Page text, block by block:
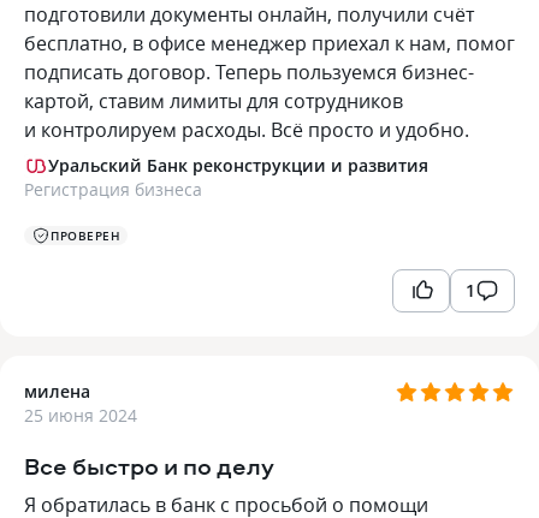
подготовили документы онлайн, получили счёт
бесплатно, в офисе менеджер приехал к нам, помог
подписать договор. Теперь пользуемся бизнес-
картой, ставим лимиты для сотрудников
и контролируем расходы. Всё просто и удобно.
Уральский Банк реконструкции и развития
Регистрация бизнеса
ПРОВЕРЕН
1
милена
25 июня 2024
Все быстро и по делу
Я обратилась в банк с просьбой о помощи